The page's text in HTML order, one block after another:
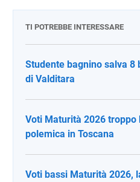
TI POTREBBE INTERESSARE
Studente bagnino salva
di Valditara
Voti Maturità 2026 troppo
polemica in Toscana
Voti bassi Maturità 2026,